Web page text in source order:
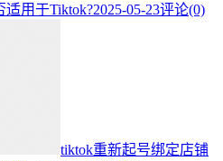
用于Tiktok?2025-05-23评论(0)
tiktok重新起号绑定店铺